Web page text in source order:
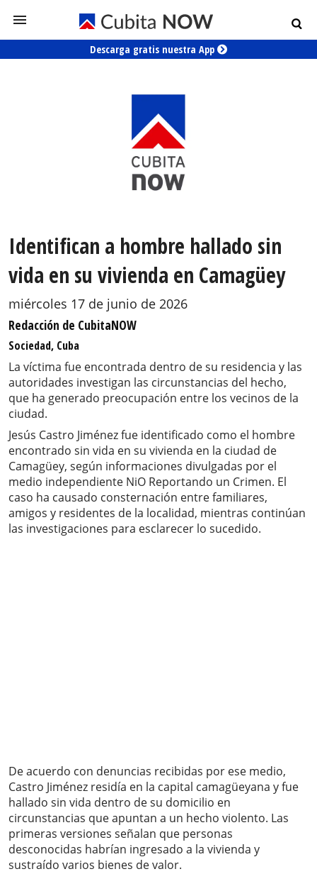
Descarga gratis nuestra App
Identifican a hombre hallado sin
vida en su vivienda en Camagüey
miércoles 17 de junio de 2026
Redacción de CubitaNOW
Sociedad, Cuba
La víctima fue encontrada dentro de su residencia y las
autoridades investigan las circunstancias del hecho,
que ha generado preocupación entre los vecinos de la
ciudad.
Jesús Castro Jiménez fue identificado como el hombre
encontrado sin vida en su vivienda en la ciudad de
Camagüey, según informaciones divulgadas por el
medio independiente NiO Reportando un Crimen. El
caso ha causado consternación entre familiares,
amigos y residentes de la localidad, mientras continúan
las investigaciones para esclarecer lo sucedido.
De acuerdo con denuncias recibidas por ese medio,
Castro Jiménez residía en la capital camagüeyana y fue
hallado sin vida dentro de su domicilio en
circunstancias que apuntan a un hecho violento. Las
primeras versiones señalan que personas
desconocidas habrían ingresado a la vivienda y
sustraído varios bienes de valor.